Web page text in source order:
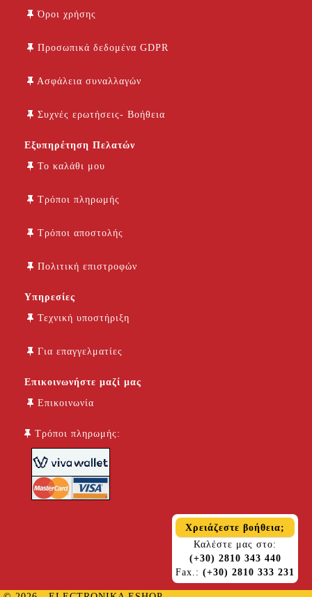
Όροι χρήσης
Προσωπικά δεδομένα GDPR
Ασφάλεια συναλλαγών
Συχνές ερωτήσεις- Βοήθεια
Εξυπηρέτηση Πελατών
Το καλάθι μου
Τρόποι πληρωμής
Τρόποι αποστολής
Πολιτική επιστροφών
Υπηρεσίες
Τεχνική υποστήριξη
Για επαγγελματίες
Επικοινωνήστε μαζί μας
Επικοινωνία
Τρόποι πληρωμής:
Χρειάζεστε βοήθεια;
Καλέστε μας στο:
(+30) 2810 343 440
Fax.: (+30) 2810 333 231